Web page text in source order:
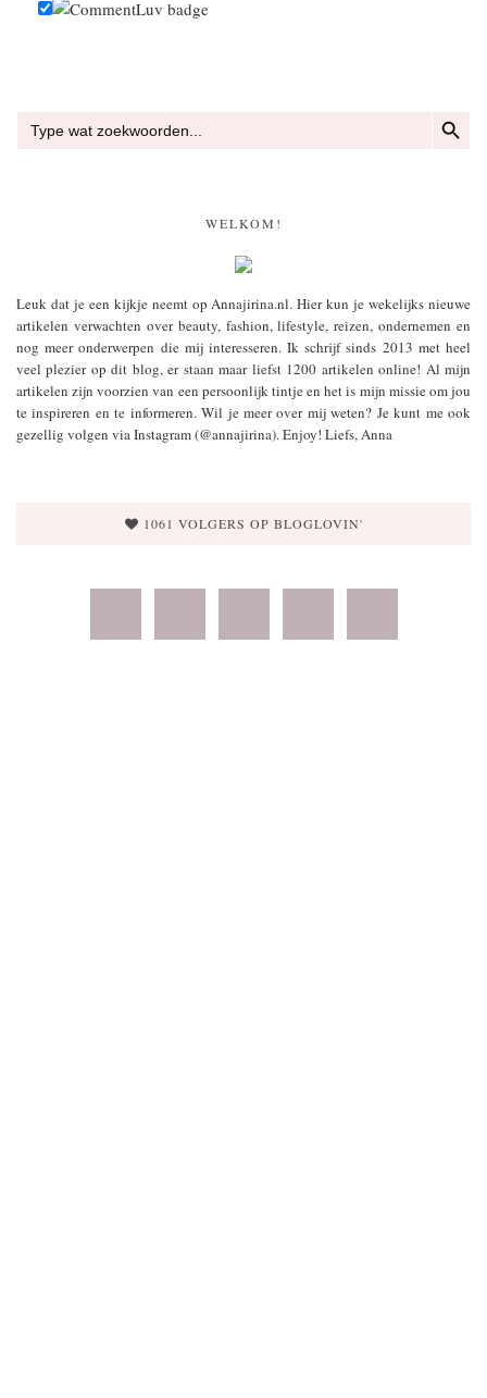
naar:
WELKOM!
Leuk dat je een kijkje neemt op Annajirina.nl. Hier kun je wekelijks nieuwe
artikelen verwachten over beauty, fashion, lifestyle, reizen, ondernemen en
nog meer onderwerpen die mij interesseren. Ik schrijf sinds 2013 met heel
veel plezier op dit blog, er staan maar liefst 1200 artikelen online! Al mijn
artikelen zijn voorzien van een persoonlijk tintje en het is mijn missie om jou
te inspireren en te informeren. Wil je meer over mij weten? Je kunt me ook
gezellig volgen via Instagram (@annajirina). Enjoy! Liefs, Anna
1061 VOLGERS OP BLOGLOVIN'